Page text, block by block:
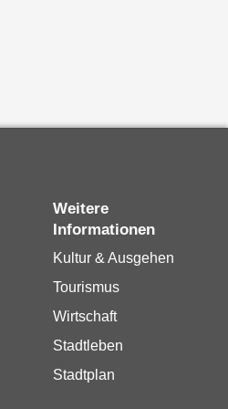
Weitere
Informationen
Kultur & Ausgehen
Tourismus
Wirtschaft
Stadtleben
Stadtplan